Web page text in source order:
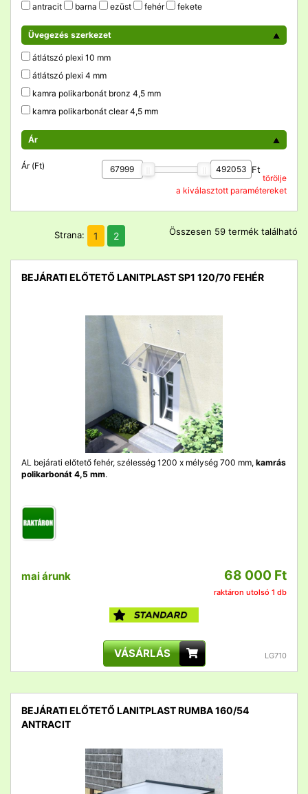
antracit barna ezüst fehér fekete
Üvegezés szerkezet
átlátszó plexi 10 mm
átlátszó plexi 4 mm
kamra polikarbonát bronz 4,5 mm
kamra polikarbonát clear 4,5 mm
Ár
Ár (Ft) Ft
törölje
a kiválasztott paramétereket
Strana: 1 2 Összesen 59 termék található
BEJÁRATI ELŐTETŐ LANITPLAST SP1 120/70 FEHÉR
AL bejárati előtető fehér, szélesség 1200 x mélység 700 mm, kamrás
polikarbonát 4,5 mm.
mai árunk 68 000 Ft
raktáron utolsó 1 db
VÁSÁRLÁS LG710
BEJÁRATI ELŐTETŐ LANITPLAST RUMBA 160/54
ANTRACIT